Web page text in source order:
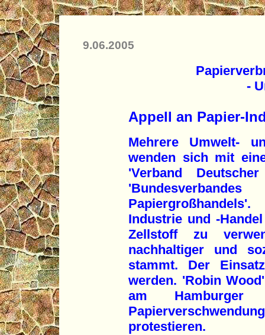
9.06.2005
-
Appell an Papier-
Mehrere Umwelt-
wenden sich mit
'Verband
Industrie und -
Zellstoff zu
nachhaltiger und
stammt. Der
werden. 'Robin
am Hamburger
protestieren.